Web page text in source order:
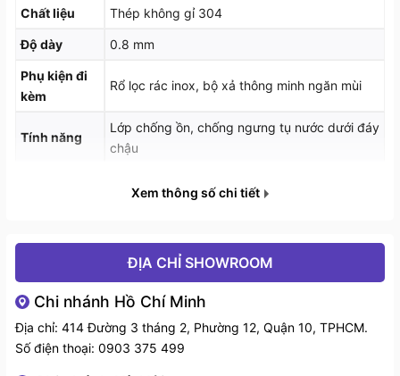
2. Một số đặc điểm nổi bật
vực rửa – đặt để hiệu quả, tiết kiệm thời gian.
Thoát nước nhanh:Trang bị bộ xả chống tràn,
ngăn mùi, giúp thoát nước dễ dàng.
Chống ồn:Công nghệ sơn tĩnh điện phủ dưới đáy
Chất liệu Thép không gỉ 304
Độ dày 0.8 mm
Phụ kiện đi
kèm
Rổ lọc rác inox, bộ xả thông minh ngăn mùi
Tính năng
Lớp chống ồn, chống ngưng tụ nước dưới đáy
chậu
W800 x D500 x H200 mm
W778 x D478 mm
Xem thông số chi tiết
ĐỊA CHỈ SHOWROOM
Chi nhánh Hồ Chí Minh
Địa chỉ: 414 Đường 3 tháng 2, Phường 12, Quận 10, TPHCM.
Số điện thoại: 0903 375 499